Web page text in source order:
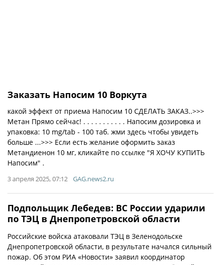
Заказать Напосим 10 Воркута
какой эффект от приема Напосим 10 СДЕЛАТЬ ЗАКАЗ..>>>
Метан Прямо сейчас! . . . . . . . . . . . Напосим дозировка и
упаковка: 10 mg/tab - 100 таб. жми здесь чтобы увидеть
больше ...>>> Если есть желание оформить заказ
Метандиенон 10 мг, кликайте по ссылке "Я ХОЧУ КУПИТЬ
Напосим" .
3 апреля 2025, 07:12 GAG.news2.ru
Подпольщик Лебедев: ВС России ударили
по ТЭЦ в Днепропетровской области
Российские войска атаковали ТЭЦ в Зеленодольске
Днепропетровской области, в результате начался сильный
пожар. Об этом РИА «Новости» заявил координатор